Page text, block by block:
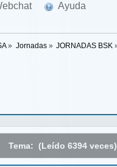
Ayuda
» Jornadas» JORNADAS BSK
Tema: (Leído 6394 veces)